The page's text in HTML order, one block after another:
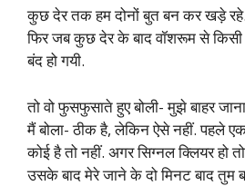
कुछ देर तक हम दोनों बुत बन कर खड़े रहे.
फिर जब कुछ देर के बाद वॉशरूम से
बंद हो गयी.
तो वो फुसफुसाते हुए बोली- मुझे बाहर
मैं बोला- ठीक है, लेकिन ऐसे नहीं. पहले
कोई है तो नहीं. अगर सिग्नल क्लियर हो
उसके बाद मेरे जाने के दो मिनट बाद तुम